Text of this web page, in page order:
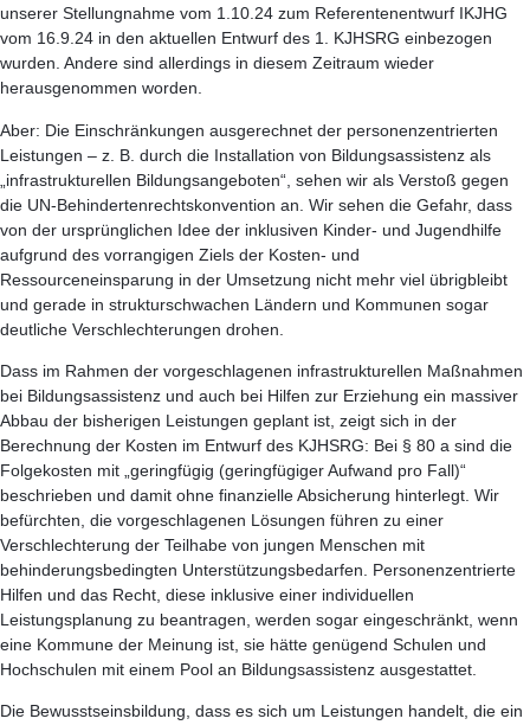
unserer Stellungnahme vom 1.10.24 zum Referentenentwurf IKJHG
vom 16.9.24 in den aktuellen Entwurf des 1. KJHSRG einbezogen
wurden. Andere sind allerdings in diesem Zeitraum wieder
herausgenommen worden.
Aber: Die Einschränkungen ausgerechnet der personenzentrierten
Leistungen – z. B. durch die Installation von Bildungsassistenz als
„infrastrukturellen Bildungsangeboten“, sehen wir als Verstoß gegen
die UN-Behindertenrechtskonvention an. Wir sehen die Gefahr, dass
von der ursprünglichen Idee der inklusiven Kinder- und Jugendhilfe
aufgrund des vorrangigen Ziels der Kosten- und
Ressourceneinsparung in der Umsetzung nicht mehr viel übrigbleibt
und gerade in strukturschwachen Ländern und Kommunen sogar
deutliche Verschlechterungen drohen.
Dass im Rahmen der vorgeschlagenen infrastrukturellen Maßnahmen
bei Bildungsassistenz und auch bei Hilfen zur Erziehung ein massiver
Abbau der bisherigen Leistungen geplant ist, zeigt sich in der
Berechnung der Kosten im Entwurf des KJHSRG: Bei § 80 a sind die
Folgekosten mit „geringfügig (geringfügiger Aufwand pro Fall)“
beschrieben und damit ohne finanzielle Absicherung hinterlegt. Wir
befürchten, die vorgeschlagenen Lösungen führen zu einer
Verschlechterung der Teilhabe von jungen Menschen mit
behinderungsbedingten Unterstützungsbedarfen. Personenzentrierte
Hilfen und das Recht, diese inklusive einer individuellen
Leistungsplanung zu beantragen, werden sogar eingeschränkt, wenn
eine Kommune der Meinung ist, sie hätte genügend Schulen und
Hochschulen mit einem Pool an Bildungsassistenz ausgestattet.
Die Bewusstseinsbildung, dass es sich um Leistungen handelt, die ein